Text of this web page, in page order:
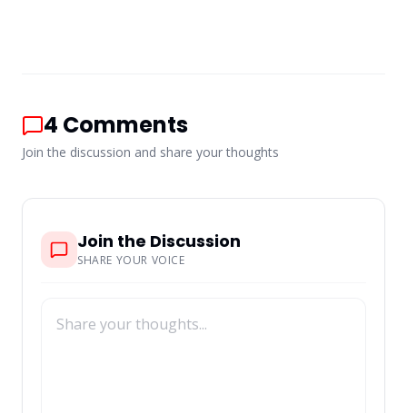
4 Comments
Join the discussion and share your thoughts
Join the Discussion
SHARE YOUR VOICE